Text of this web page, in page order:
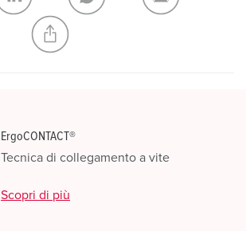
CREA NUOVA LISTA
ErgoCONTACT®
Tecnica di collegamento a vite
Scopri di più